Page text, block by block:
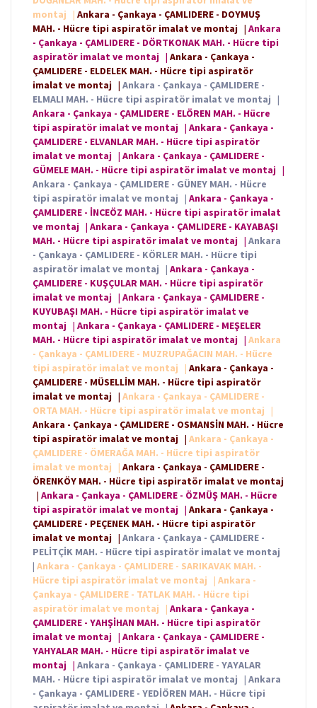
montaj
| Ankara - Çankaya - ÇAMLIDERE - DOYMUŞ
MAH. - Hücre tipi aspiratör imalat ve montaj | Ankara
- Çankaya - ÇAMLIDERE - DÖRTKONAK MAH. - Hücre tipi
aspiratör imalat ve montaj | Ankara - Çankaya -
ÇAMLIDERE - ELDELEK MAH. - Hücre tipi aspiratör
imalat ve montaj | Ankara - Çankaya - ÇAMLIDERE -
ELMALI MAH. - Hücre tipi aspiratör imalat ve montaj |
Ankara - Çankaya - ÇAMLIDERE - ELÖREN MAH. - Hücre
tipi aspiratör imalat ve montaj | Ankara - Çankaya -
ÇAMLIDERE - ELVANLAR MAH. - Hücre tipi aspiratör
imalat ve montaj | Ankara - Çankaya - ÇAMLIDERE -
GÜMELE MAH. - Hücre tipi aspiratör imalat ve montaj |
Ankara - Çankaya - ÇAMLIDERE - GÜNEY MAH. - Hücre
tipi aspiratör imalat ve montaj | Ankara - Çankaya -
ÇAMLIDERE - İNCEÖZ MAH. - Hücre tipi aspiratör imalat
ve montaj | Ankara - Çankaya - ÇAMLIDERE - KAYABAŞI
MAH. - Hücre tipi aspiratör imalat ve montaj | Ankara
- Çankaya - ÇAMLIDERE - KÖRLER MAH. - Hücre tipi
aspiratör imalat ve montaj | Ankara - Çankaya -
ÇAMLIDERE - KUŞÇULAR MAH. - Hücre tipi aspiratör
imalat ve montaj | Ankara - Çankaya - ÇAMLIDERE -
KUYUBAŞI MAH. - Hücre tipi aspiratör imalat ve
montaj | Ankara - Çankaya - ÇAMLIDERE - MEŞELER
MAH. - Hücre tipi aspiratör imalat ve montaj | Ankara
- Çankaya - ÇAMLIDERE - MUZRUPAĞACIN MAH. - Hücre
tipi aspiratör imalat ve montaj
| Ankara - Çankaya -
ÇAMLIDERE - MÜSELLİM MAH. - Hücre tipi aspiratör
imalat ve montaj | Ankara - Çankaya - ÇAMLIDERE -
ORTA MAH. - Hücre tipi aspiratör imalat ve montaj
|
Ankara - Çankaya - ÇAMLIDERE - OSMANSİN MAH. - Hücre
tipi aspiratör imalat ve montaj | Ankara - Çankaya -
ÇAMLIDERE - ÖMERAĞA MAH. - Hücre tipi aspiratör
imalat ve montaj
| Ankara - Çankaya - ÇAMLIDERE -
ÖRENKÖY MAH. - Hücre tipi aspiratör imalat ve montaj
| Ankara - Çankaya - ÇAMLIDERE - ÖZMÜŞ MAH. - Hücre
tipi aspiratör imalat ve montaj | Ankara - Çankaya -
ÇAMLIDERE - PEÇENEK MAH. - Hücre tipi aspiratör
imalat ve montaj | Ankara - Çankaya - ÇAMLIDERE -
PELİTÇİK MAH. - Hücre tipi aspiratör imalat ve montaj
| Ankara - Çankaya - ÇAMLIDERE - SARIKAVAK MAH. -
Hücre tipi aspiratör imalat ve montaj
| Ankara -
Çankaya - ÇAMLIDERE - TATLAK MAH. - Hücre tipi
aspiratör imalat ve montaj
| Ankara - Çankaya -
ÇAMLIDERE - YAHŞİHAN MAH. - Hücre tipi aspiratör
imalat ve montaj | Ankara - Çankaya - ÇAMLIDERE -
YAHYALAR MAH. - Hücre tipi aspiratör imalat ve
montaj | Ankara - Çankaya - ÇAMLIDERE - YAYALAR
MAH. - Hücre tipi aspiratör imalat ve montaj | Ankara
- Çankaya - ÇAMLIDERE - YEDİÖREN MAH. - Hücre tipi